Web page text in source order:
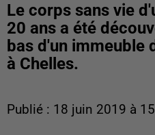
Le corps sans vie
20 ans a été
bas d'un immeuble
à Chelles.
Publié : 18 juin 2019 à